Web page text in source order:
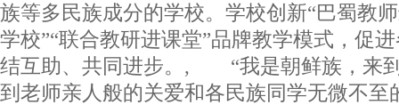
族等多民族成分的学校。学校创新“巴蜀教
学校”“联合教研进课堂”品牌教学模式，促
结互助、共同进步。, “我是朝鲜族，来
到老师亲人般的关爱和各民族同学无微不至